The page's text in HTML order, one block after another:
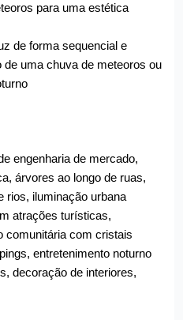
para uma estética
de forma sequencial e
de uma chuva de meteoros ou
engenharia de mercado,
árvores ao longo de ruas,
rios, iluminação urbana
atrações turísticas,
comunitária com cristais
entretenimento noturno
decoração de interiores,